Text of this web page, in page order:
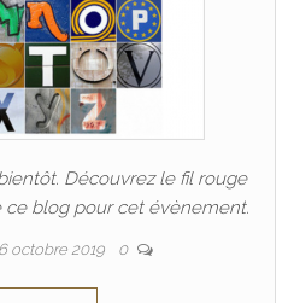
Découvrez le fil rouge
ce blog pour cet évènement.
octobre 2019 0